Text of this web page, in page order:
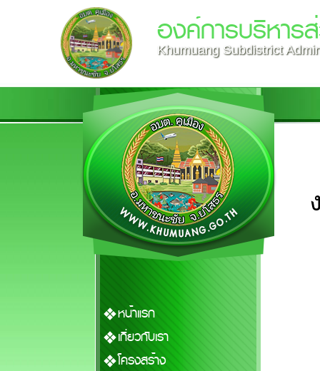
องค์การบริหาร
Khumuang Subdistrict
หน้าแรก
เกี่ยวกับเรา
โครงสร้าง